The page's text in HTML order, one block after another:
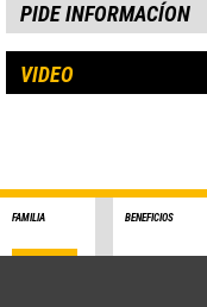
PIDE INFORMACÍON
VIDEO
FAMILIA BENEFICIOS